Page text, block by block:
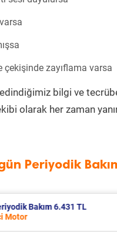
çekişinde zayıflama varsa
bilgi ve
olarak her zaman
Periyodik
Periyodik Bakım 8.857 TL
e-Power Motor